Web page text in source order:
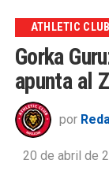
ATHLETIC CLUB
Gorka
apunta al
por
20 de abril de